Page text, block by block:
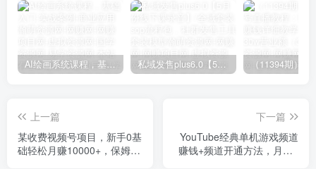
AI绘画系统课程，基础入门-实战案例-商业应用 私域发售plus6.0【5月份线下课录音】/全域套装sop流程包，社群发售工具套装模型
上一篇
某收费视频号项目，新手0基
础轻松月赚10000+，保姆级
下一篇
YouTube经典单机游戏频道
赚钱+频道开通方法，月入1